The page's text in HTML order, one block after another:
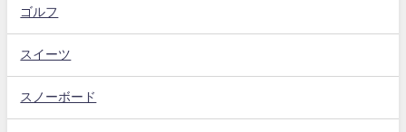
ゴルフ
スイーツ
スノーボード